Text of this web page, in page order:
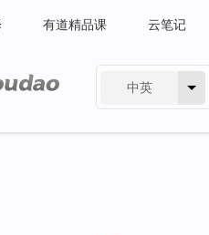
有道精品课 云笔记
中英